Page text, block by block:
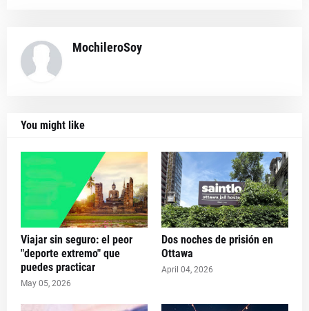
MochileroSoy
You might like
Viajar sin seguro: el peor
"deporte extremo" que
puedes practicar
May 05, 2026
Dos noches de prisión en
Ottawa
April 04, 2026